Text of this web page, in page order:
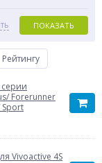
ПОКАЗАТЬ
Рейтингу
Forerunner
Sport
Vivoactive 4S